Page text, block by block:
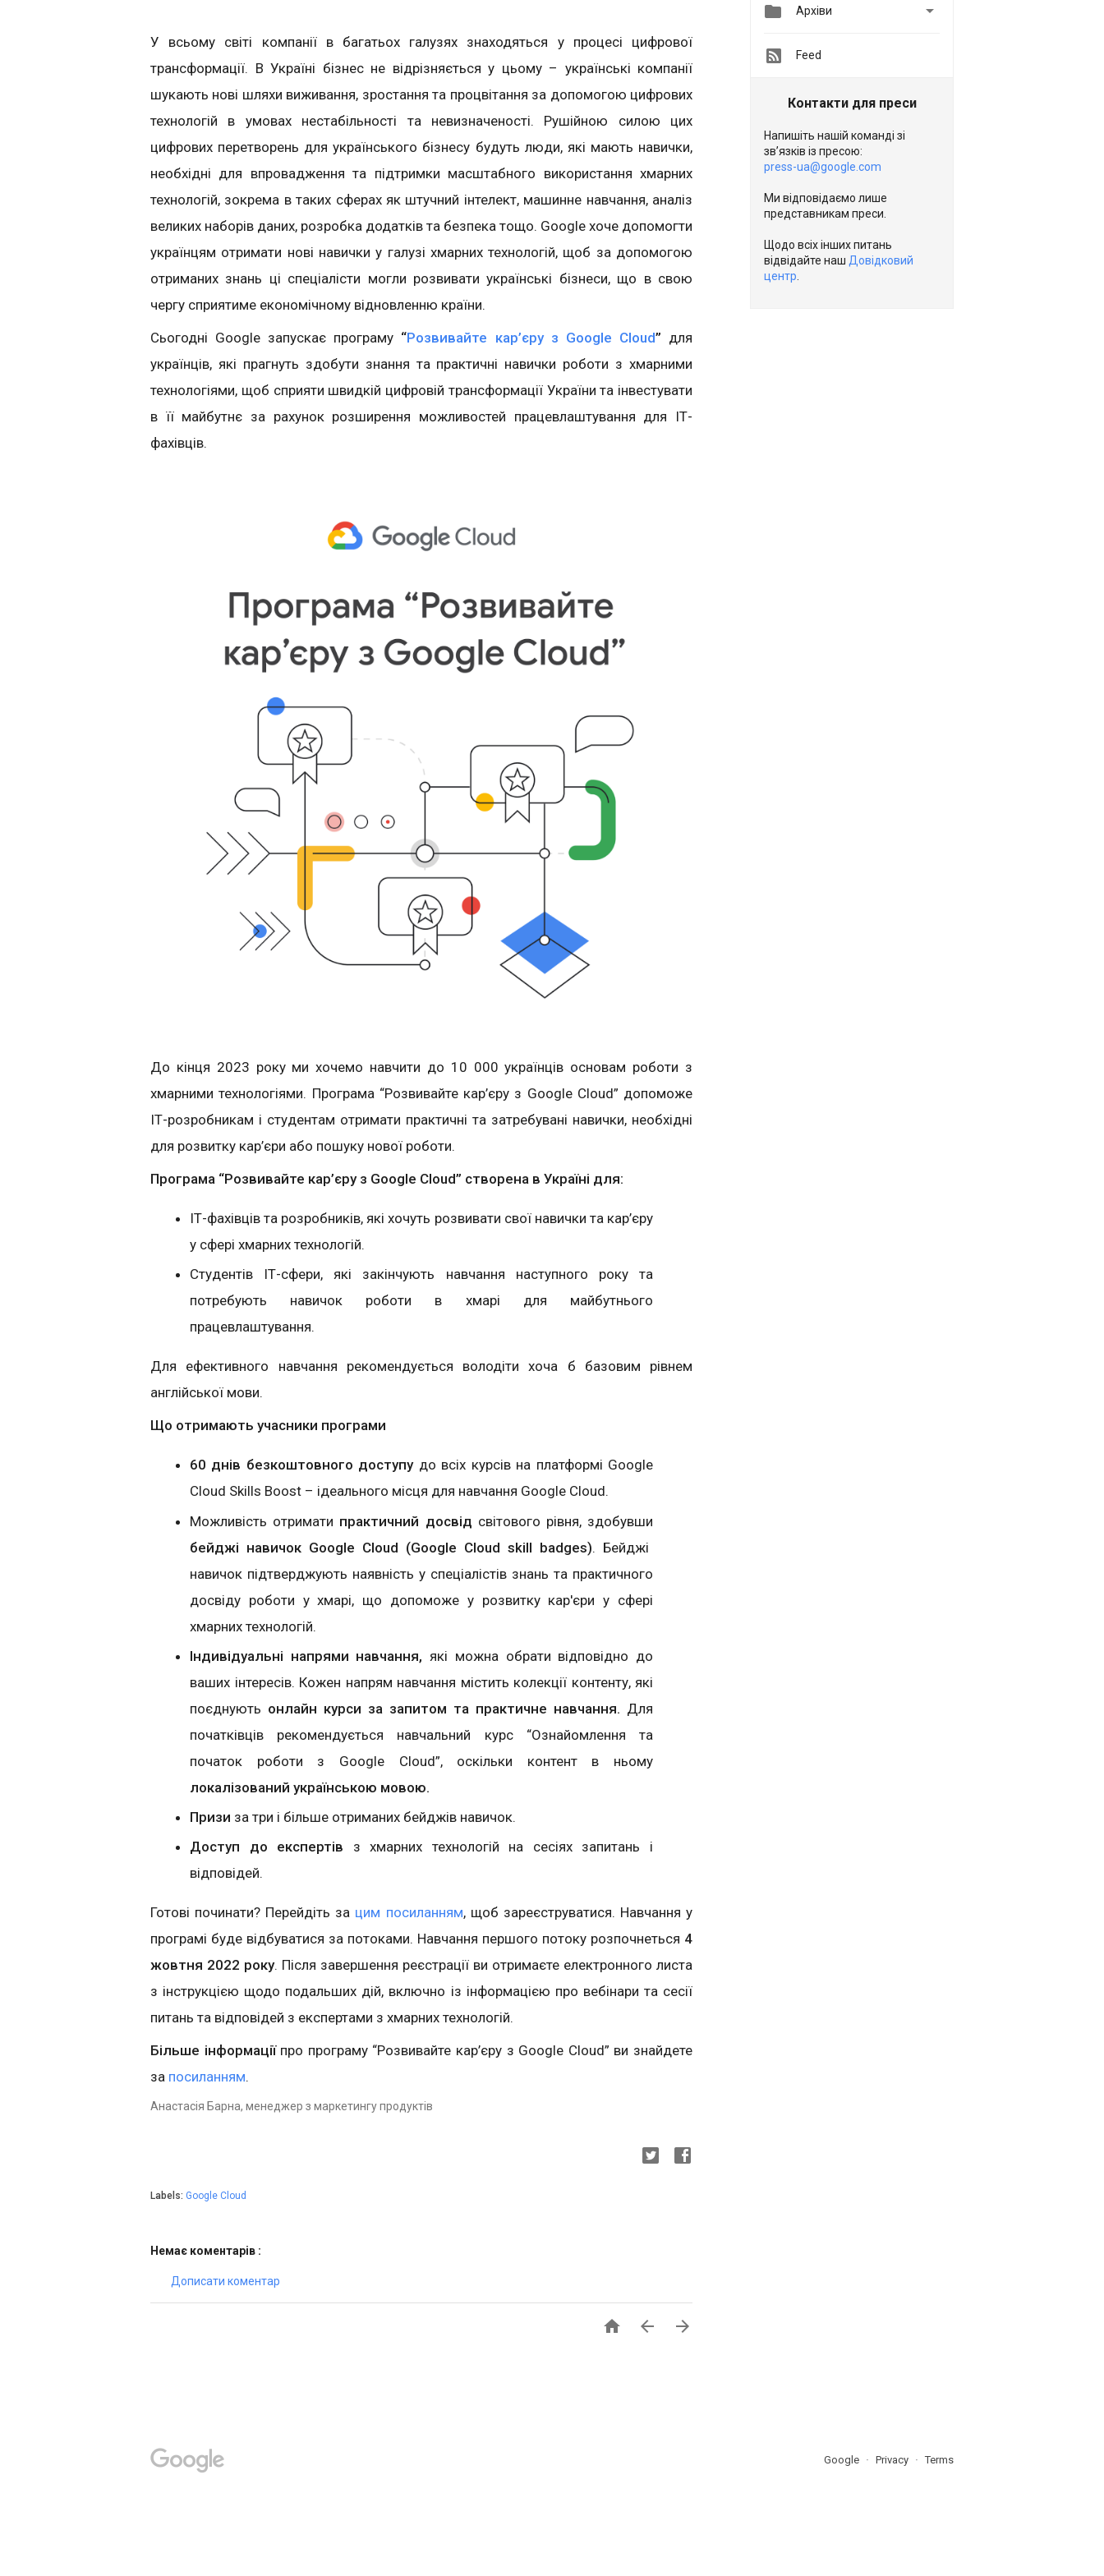
У всьому світі компанії в багатьох галузях знаходяться у процесі цифрової
трансформації. В Україні бізнес не відрізняється у цьому – українські компанії
шукають нові шляхи виживання, зростання та процвітання за допомогою цифрових
технологій в умовах нестабільності та невизначеності. Рушійною силою цих
цифрових перетворень для українського бізнесу будуть люди, які мають навички,
необхідні для впровадження та підтримки масштабного використання хмарних
технологій, зокрема в таких сферах як штучний інтелект, машинне навчання, аналіз
великих наборів даних, розробка додатків та безпека тощо. Google хоче допомогти
українцям отримати нові навички у галузі хмарних технологій, щоб за допомогою
отриманих знань ці спеціалісти могли розвивати українські бізнеси, що в свою
чергу сприятиме економічному відновленню країни.
Сьогодні Google запускає програму “Розвивайте кар’єру з Google Cloud” для
українців, які прагнуть здобути знання та практичні навички роботи з хмарними
технологіями, щоб сприяти швидкій цифровій трансформації України та інвестувати
в її майбутнє за рахунок розширення можливостей працевлаштування для ІТ-
фахівців.
До кінця 2023 року ми хочемо навчити до 10 000 українців основам роботи з
хмарними технологіями. Програма “Розвивайте кар’єру з Google Cloud” допоможе
ІТ-розробникам і студентам отримати практичні та затребувані навички, необхідні
для розвитку кар’єри або пошуку нової роботи.
Програма “Розвивайте кар’єру з Google Cloud” створена в Україні для:
ІТ-фахівців та розробників, які хочуть розвивати свої навички та кар’єру
у сфері хмарних технологій.
Студентів ІТ-сфери, які закінчують навчання наступного року та
потребують навичок роботи в хмарі для майбутнього
працевлаштування.
Для ефективного навчання рекомендується володіти хоча б базовим рівнем
англійської мови.
Що отримають учасники програми
60 днів безкоштовного доступудо всіх курсів на платформі Google
Cloud Skills Boost – ідеального місця для навчання Google Cloud.
Можливість отримати практичний досвід світового рівня, здобувши
бейджі навичок Google Cloud (Google Cloud skill badges). Бейджі
навичок підтверджують наявність у спеціалістів знань та практичного
досвіду роботи у хмарі, що допоможе у розвитку кар'єри у сфері
хмарних технологій.
Індивідуальні напрями навчання, які можна обрати відповідно до
ваших інтересів. Кожен напрям навчання містить колекції контенту, які
поєднують онлайн курси за запитом та практичне навчання. Для
початківців рекомендується навчальний курс “Ознайомлення та
початок роботи з Google Cloud”, оскільки контент в ньому
локалізований українською мовою.
Призи за три і більше отриманих бейджів навичок.
Доступ до експертів з хмарних технологій на сесіях запитань і
відповідей.
Готові починати? Перейдіть за цим посиланням, щоб зареєструватися. Навчання у
програмі буде відбуватися за потоками. Навчання першого потоку розпочнеться 4
жовтня 2022 року. Після завершення реєстрації ви отримаєте електронного листа
з інструкцією щодо подальших дій, включно із інформацією про вебінари та сесії
питань та відповідей з експертами з хмарних технологій.
Більше інформації про програму “Розвивайте кар’єру з Google Cloud” ви знайдете
за посиланням.
Анастасія Барна, менеджер з маркетингу продуктів
Labels: Google Cloud
Немає коментарів :
Дописати коментар
  
 Архіви 
Feed
Контакти для преси
Напишіть нашій команді зі
зв’язків із пресою:
press-ua@google.com
Ми відповідаємо лише
представникам преси.
Щодо всіх інших питань
відвідайте наш Довідковий
центр
Google Privacy Terms